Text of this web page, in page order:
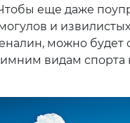
еще даже
и
можно будет
видам спорта